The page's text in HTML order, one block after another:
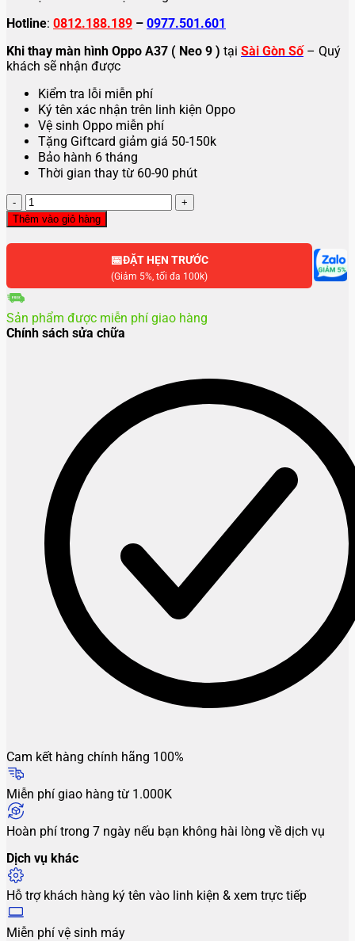
Hotline: 0812.188.189 – 0977.501.601
Khi thay màn hình Oppo A37 ( Neo 9 ) tại Sài Gòn Số– Quý
khách sẽ nhận được
Kiểm tra lỗi miễn phí
Ký tên xác nhận trên linh kiện Oppo
Vệ sinh Oppo miễn phí
Tặng Giftcard giảm giá 50-150k
Bảo hành 6 tháng
Thời gian thay từ 60-90 phút
Thay
màn
hình
Oppo
9)
lượng
Thêm vào giỏ hàng
📅ĐẶT HẸN TRƯỚC
(Giảm 5%, tối đa 100k)
Sản phẩm được miễn phí giao hàng
Chính sách sửa chữa
Cam kết hàng chính hãng 100%
Miễn phí giao hàng từ 1.000K
Hoàn phí trong 7 ngày nếu bạn không hài lòng về dịch vụ
Dịch vụ khác
Hỗ trợ khách hàng ký tên vào linh kiện & xem trực tiếp
Miễn phí vệ sinh máy